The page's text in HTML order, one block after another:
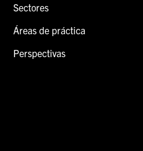
Sectores
Áreas de práctica
Perspectivas